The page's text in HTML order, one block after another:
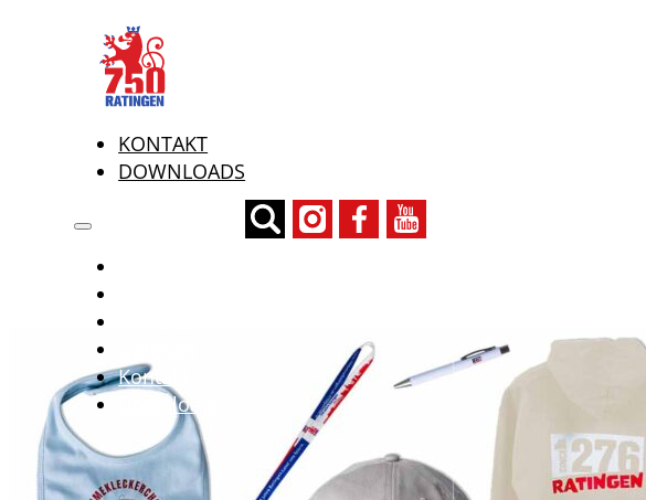
HISTORIE
EVENTS
PROJEKTE
GALERIEN
KONTAKT
DOWNLOADS
Kontakt
Downloads